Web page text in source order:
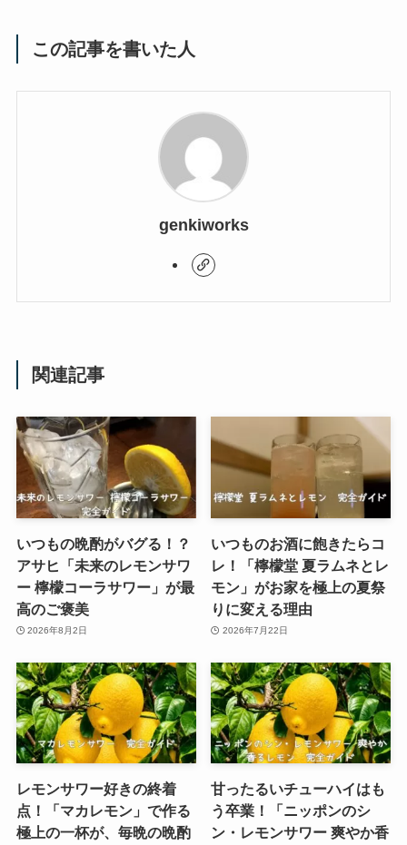
この記事を書いた人
genkiworks
関連記事
いつもの晩酌がバグる！？
アサヒ「未来のレモンサワ
ー 檸檬コーラサワー」が最
高のご褒美
2026年8月2日
いつものお酒に飽きたらコ
レ！「檸檬堂 夏ラムネとレ
モン」がお家を極上の夏祭
りに変える理由
2026年7月22日
レモンサワー好きの終着
点！「マカレモン」で作る
極上の一杯が、毎晩の晩酌
甘ったるいチューハイはも
う卒業！「ニッポンのシ
ン・レモンサワー 爽やか香